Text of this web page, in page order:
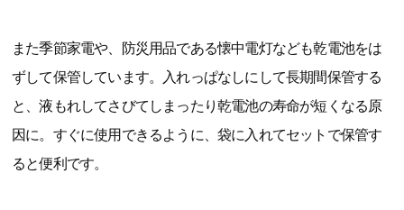
また季節家電や、防災用品である懐中電灯なども乾電池をは
ずして保管しています。入れっぱなしにして長期間保管する
と、液もれしてさびてしまったり乾電池の寿命が短くなる原
因に。すぐに使用できるように、袋に入れてセットで保管す
ると便利です。